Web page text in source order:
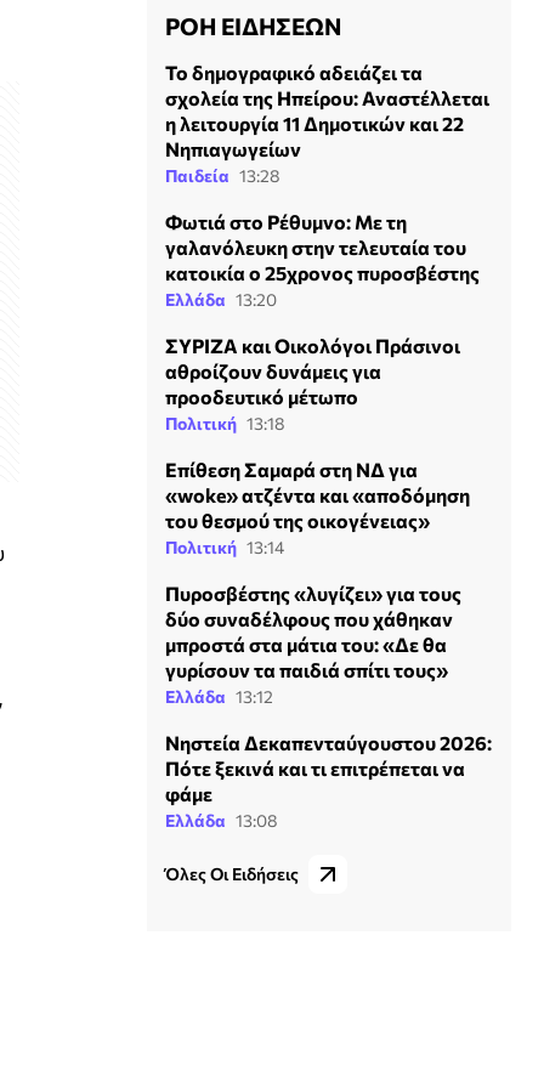
ΡΟΗ ΕΙΔΗΣΕΩΝ
Το δημογραφικό αδειάζει τα
σχολεία της Ηπείρου: Αναστέλλεται
η λειτουργία 11 Δημοτικών και 22
Νηπιαγωγείων
Παιδεία 13:28
Φωτιά στο Ρέθυμνο: Με τη
γαλανόλευκη στην τελευταία του
κατοικία ο 25χρονος πυροσβέστης
Ελλάδα 13:20
ΣΥΡΙΖΑ και Οικολόγοι Πράσινοι
αθροίζουν δυνάμεις για
προοδευτικό μέτωπο
Πολιτική 13:18
Επίθεση Σαμαρά στη ΝΔ για
«woke» ατζέντα και «αποδόμηση
του θεσμού της οικογένειας»
Πολιτική 13:14
Πυροσβέστης «λυγίζει» για τους
δύο συναδέλφους που χάθηκαν
μπροστά στα μάτια του: «Δε θα
γυρίσουν τα παιδιά σπίτι τους»
Ελλάδα 13:12
Νηστεία Δεκαπενταύγουστου 2026:
Πότε ξεκινά και τι επιτρέπεται να
φάμε
Ελλάδα 13:08
Όλες Οι Ειδήσεις